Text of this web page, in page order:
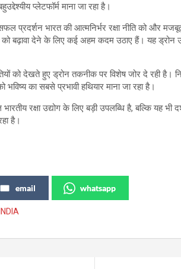
प्लेटफॉर्म माना जा रहा है।
प्रदर्शन भारत की आत्मनिर्भर रक्षा नीति को और
बढ़ावा देने के लिए कई अहम कदम उठाए हैं। यह ड्रोन
को देखते हुए ड्रोन तकनीक पर विशेष जोर दे रही है।
भविष्य का सबसे प्रभावी हथियार माना जा रहा है।
रक्षा उद्योग के लिए बड़ी उपलब्धि है, बल्कि यह भी
है।
email whatsapp
INDIA